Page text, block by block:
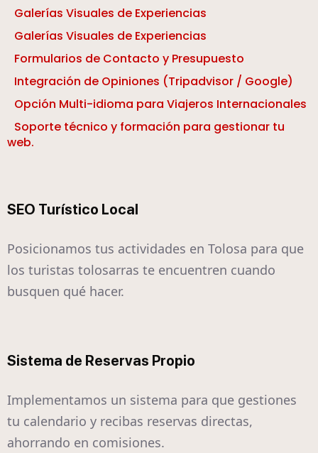
Galerías Visuales de Experiencias
Galerías Visuales de Experiencias
Formularios de Contacto y Presupuesto
Integración de Opiniones (Tripadvisor / Google)
Opción Multi-idioma para Viajeros Internacionales
Soporte técnico y formación para gestionar tu
web.
SEO Turístico Local
Posicionamos tus actividades en Tolosa para que
los turistas tolosarras te encuentren cuando
busquen qué hacer.
Sistema de Reservas Propio
Implementamos un sistema para que gestiones
tu calendario y recibas reservas directas,
ahorrando en comisiones.